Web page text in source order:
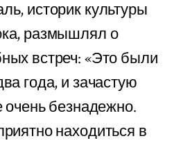
историк культуры
размышлял о
встреч: «Это были
года, и зачастую
очень безнадежно.
находиться в